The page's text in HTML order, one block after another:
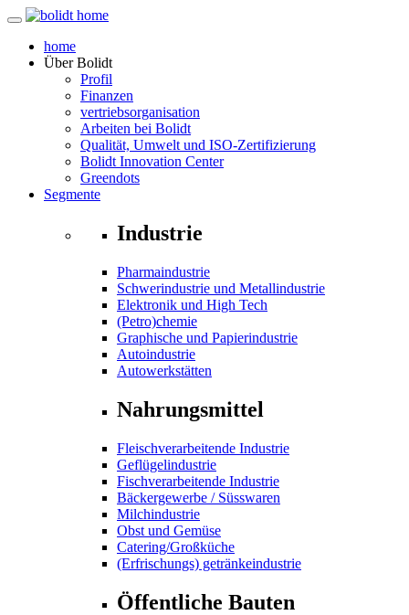
home
ÜberBolidt
Profil
Finanzen
vertriebsorganisation
Arbeiten bei Bolidt
Qualität, Umwelt und ISO-Zertifizierung
Bolidt Innovation Center
Greendots
Segmente
Industrie
Pharmaindustrie
Schwerindustrie und Metallindustrie
Elektronik und High Tech
(Petro)chemie
Graphische und Papierindustrie
Autoindustrie
Autowerkstätten
Nahrungsmittel
Fleischverarbeitende Industrie
Geflügelindustrie
Fischverarbeitende Industrie
Bäckergewerbe / Süsswaren
Milchindustrie
Obst und Gemüse
Catering/Großküche
(Erfrischungs) getränkeindustrie
Öffentliche Bauten